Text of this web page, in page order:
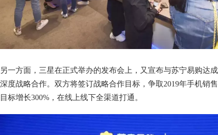
另一方面，三星在正式举办的发布会上，又宣布与苏宁易购达成
深度战略合作。双方将签订战略合作目标，争取2019年手机销售
目标增长300%，在线上线下全渠道打通。